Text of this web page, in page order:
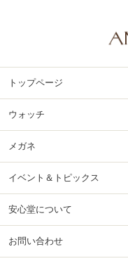
トップページ
ウォッチ
メガネ
イベント＆トピックス
安心堂について
お問い合わせ